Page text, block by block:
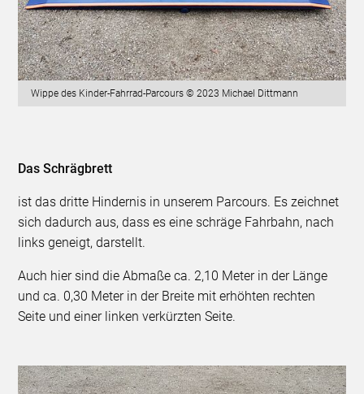
Wippe des Kinder-Fahrrad-Parcours © 2023 Michael Dittmann
Das Schrägbrett
ist das dritte Hindernis in unserem Parcours. Es zeichnet
sich dadurch aus, dass es eine schräge Fahrbahn, nach
links geneigt, darstellt.
Auch hier sind die Abmaße ca. 2,10 Meter in der Länge
und ca. 0,30 Meter in der Breite mit erhöhten rechten
Seite und einer linken verkürzten Seite.